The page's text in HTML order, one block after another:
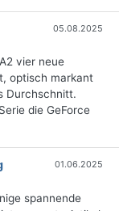
05.08.2025
vier neue
optisch markant
Durchschnitt.
die GeForce
01.06.2025
spannende